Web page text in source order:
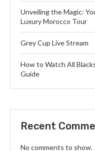
Unveiling the Magic:
Luxury Morocco Tour
Grey Cup Live Stream
How to Watch All
Guide
Recent
No comments to show.